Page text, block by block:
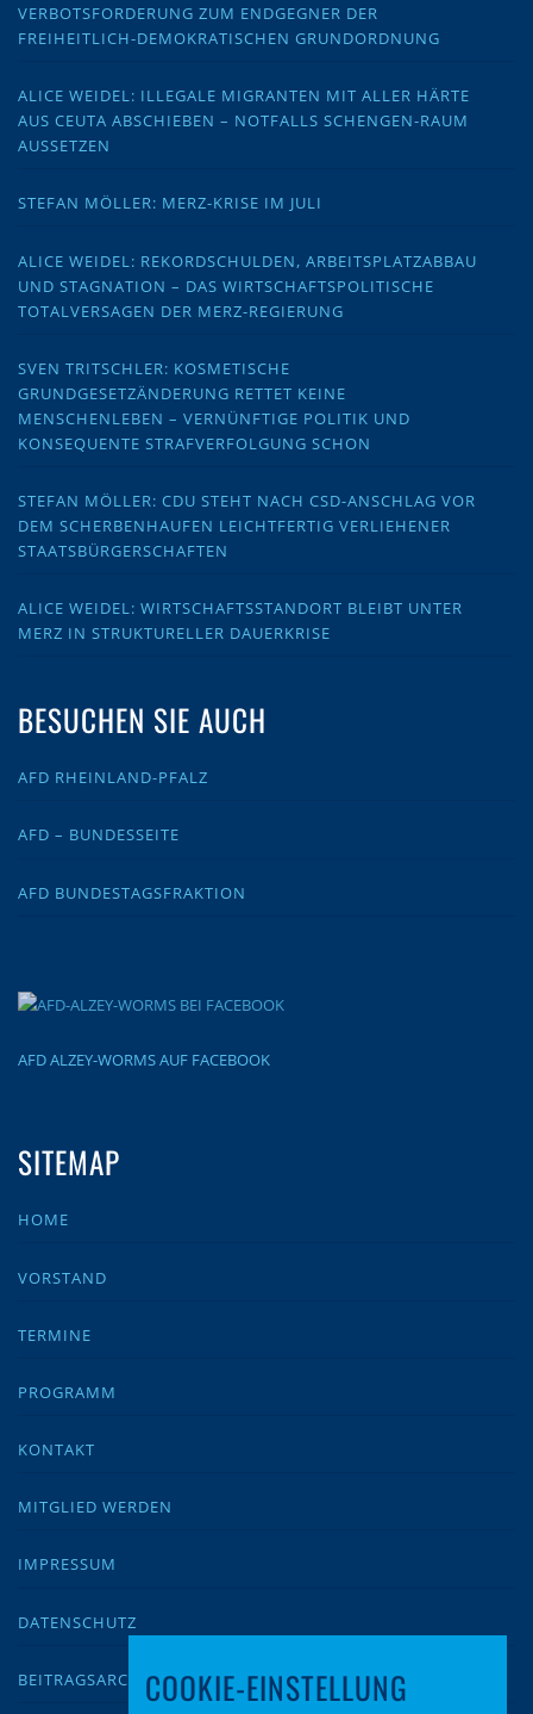
VERBOTSFORDERUNG ZUM ENDGEGNER DER
FREIHEITLICH-DEMOKRATISCHEN GRUNDORDNUNG
ALICE WEIDEL: ILLEGALE MIGRANTEN MIT ALLER HÄRTE
AUS CEUTA ABSCHIEBEN – NOTFALLS SCHENGEN-RAUM
AUSSETZEN
STEFAN MÖLLER: MERZ-KRISE IM JULI
ALICE WEIDEL: REKORDSCHULDEN, ARBEITSPLATZABBAU
UND STAGNATION – DAS WIRTSCHAFTSPOLITISCHE
TOTALVERSAGEN DER MERZ-REGIERUNG
SVEN TRITSCHLER: KOSMETISCHE
GRUNDGESETZÄNDERUNG RETTET KEINE
MENSCHENLEBEN – VERNÜNFTIGE POLITIK UND
KONSEQUENTE STRAFVERFOLGUNG SCHON
STEFAN MÖLLER: CDU STEHT NACH CSD-ANSCHLAG VOR
DEM SCHERBENHAUFEN LEICHTFERTIG VERLIEHENER
STAATSBÜRGERSCHAFTEN
ALICE WEIDEL: WIRTSCHAFTSSTANDORT BLEIBT UNTER
MERZ IN STRUKTURELLER DAUERKRISE
BESUCHEN SIE AUCH
AFD RHEINLAND-PFALZ
AFD – BUNDESSEITE
AFD BUNDESTAGSFRAKTION
AFD ALZEY-WORMS AUF FACEBOOK
SITEMAP
HOME
VORSTAND
TERMINE
PROGRAMM
KONTAKT
MITGLIED WERDEN
IMPRESSUM
DATENSCHUTZ
BEITRAGSARCHIVCOOKIE-EINSTELLUNG